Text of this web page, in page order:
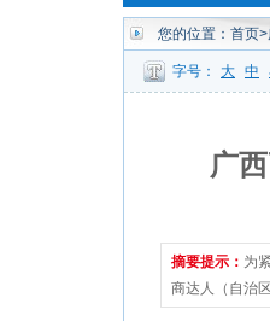
您的位置： 首页>
字号： 大 中
广
摘要提示： 为
商达人（自治